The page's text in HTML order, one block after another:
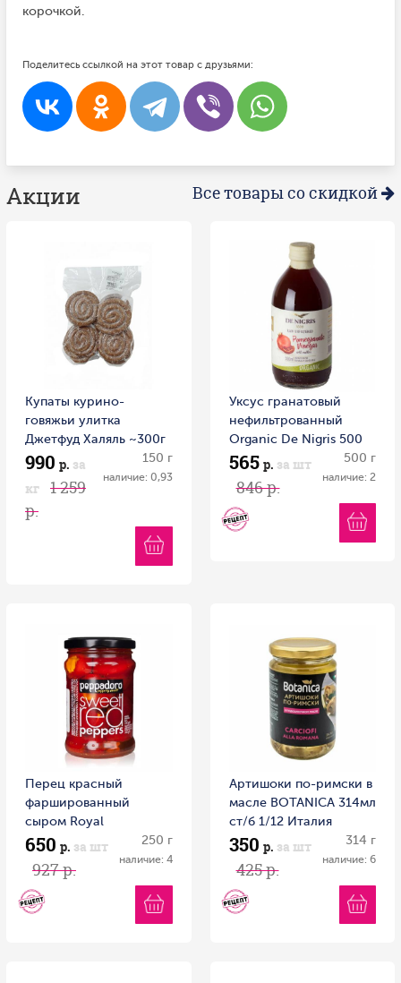
корочкой.
Поделитесь ссылкой на этот товар с друзьями:
Акции Все товары со скидкой
Купаты курино-
говяжьи улитка
Джетфуд Халяль ~300г
Россия
990 р. за
кг
1 259
р.
150 г
наличие: 0,93
Уксус гранатовый
нефильтрованный
Organic Dе Nigris 500
мл 1/6
565 р. за шт
846 р.
500 г
наличие: 2
Перец красный
фаршированный
сыром Royal
Mediterran DELPHI 250
г ст/б Греция
650 р. за шт
927 р.
250 г
наличие: 4
Артишоки по-римски в
масле BOTANICA 314мл
ст/б 1/12 Италия
350 р. за шт
425 р.
314 г
наличие: 6